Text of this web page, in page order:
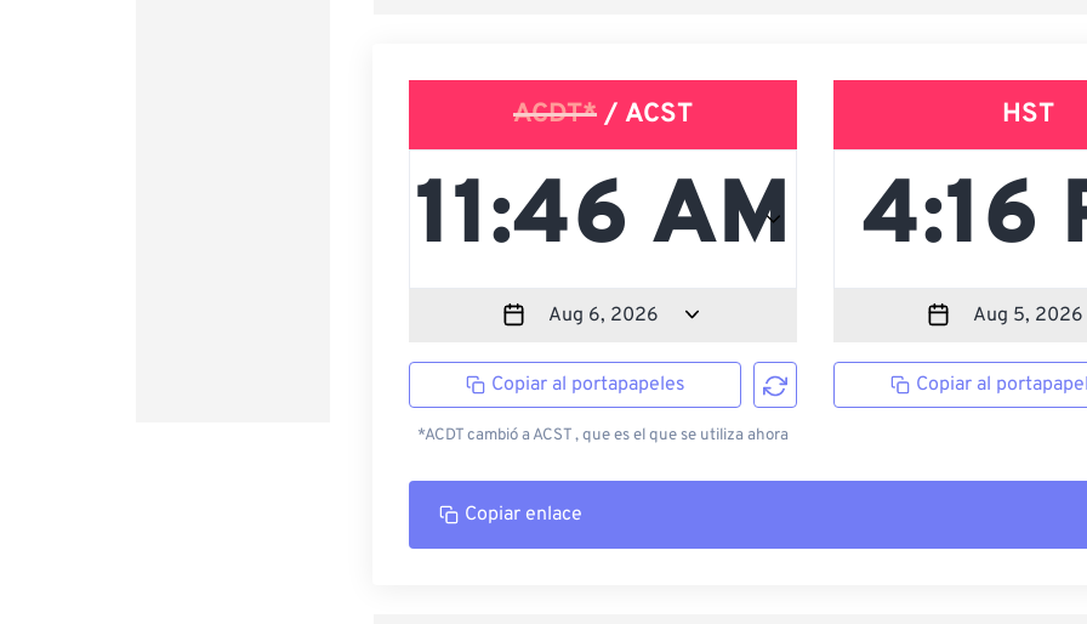
ACDT* / ACST
Copiar al portapapeles
*ACDT cambió a ACST , que es el que se utiliza ahora
HST
Copiar al
Copiar enlace